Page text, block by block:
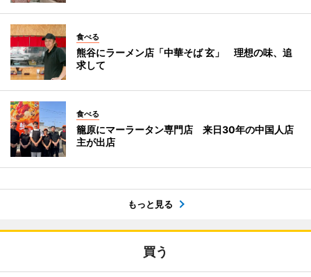
食べる
熊谷にラーメン店「中華そば 玄」 理想の味、追
求して
食べる
籠原にマーラータン専門店 来日30年の中国人店
主が出店
もっと見る
買う